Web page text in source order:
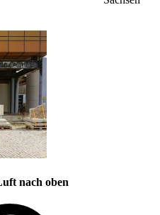
nach oben